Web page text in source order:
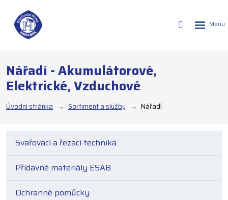
Nářadí - Akumulátorové,
Elektrické, Vzduchové
Úvodní stránka Sortiment a služby Nářadí
Svařovací a řezací technika
Přídavné materiály ESAB
Ochranné pomůcky